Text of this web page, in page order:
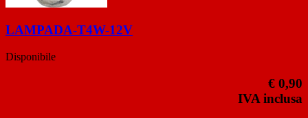
LAMPADA-T4W-12V
Disponibile
€ 0,90
IVA inclusa